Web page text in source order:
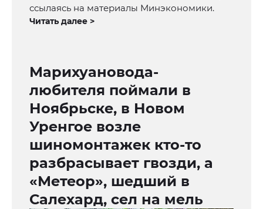
ссылаясь на материалы Минэкономики.
Читать далее >
Марихуановода-
любителя поймали в
Ноябрьске, в Новом
Уренгое возле
шиномонтажек кто-то
разбрасывает гвозди, а
«Метеор», шедший в
Салехард, сел на мель